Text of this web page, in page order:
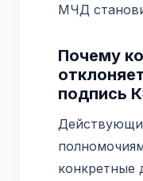
МЧД
Почему
подпись
конкретные